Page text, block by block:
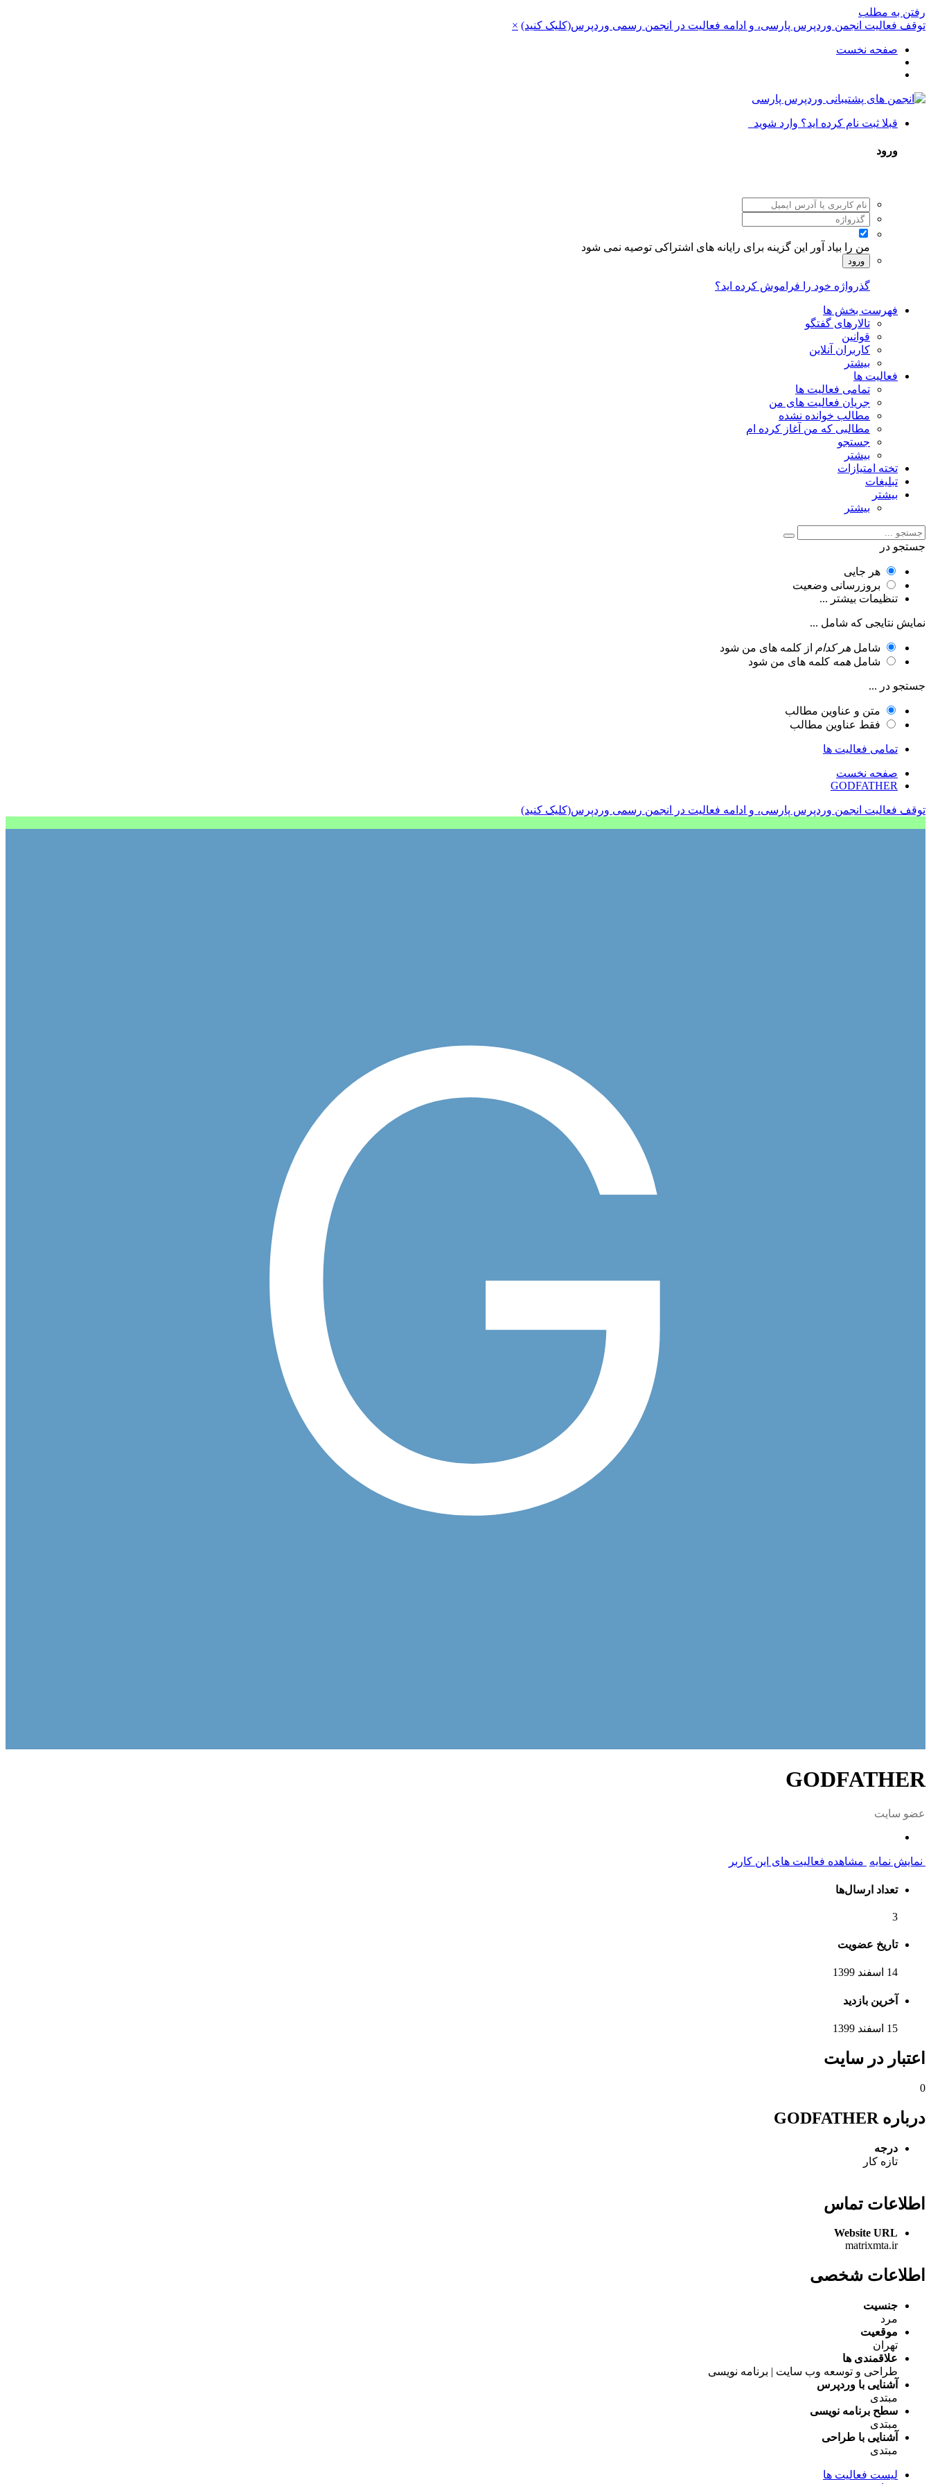
رفتن به مطلب
توقف فعالیت انجمن وردپرس پارسی، و ادامه فعالیت در انجمن رسمی وردپرس(کلیک کنید) ×
صفحه نخست
قبلا ثبت نام کرده اید؟ وارد شوید
ورود
من را بیاد آور این گزینه برای رایانه های اشتراکی توصیه نمی شود
ورود
گذرواژه خود را فراموش کرده اید؟
فهرست بخش ها
تالارهای گفتگو
قوانین
کاربران آنلاین
بیشتر
فعالیت ها
تمامی فعالیت ها
جریان فعالیت های من
مطالب خوانده نشده
مطالبی که من آغاز کرده ام
جستجو
بیشتر
تخته امتیازات
تبلیغات
بیشتر
بیشتر
جستجو در
هر جایی
بروزرسانی وضعیت
تنظیمات بیشتر ...
نمایش نتایجی که شامل ...
شامل هر کدام از کلمه های من شود
شامل همه کلمه های من شود
جستجو در ...
متن و عناوین مطالب
فقط عناوین مطالب
تمامی فعالیت ها
صفحه نخست
GODFATHER
توقف فعالیت انجمن وردپرس پارسی، و ادامه فعالیت در انجمن رسمی وردپرس(کلیک کنید)
GODFATHER
عضو سایت
نمایش نمایه مشاهده فعالیت های این کاربر
تعداد ارسال‌ها
3
تاریخ عضویت
14 اسفند 1399
آخرین بازدید
15 اسفند 1399
اعتبار در سایت
0
درباره GODFATHER
درجه
تازه کار
اطلاعات تماس
Website URL
matrixmta.ir
اطلاعات شخصی
جنسیت
مرد
موقعیت
تهران
علاقمندی ها
طراحی و توسعه وب سایت | برنامه نویسی
آشنایی با وردپرس
مبتدی
سطح برنامه نویسی
مبتدی
آشنایی با طراحی
مبتدی
لیست فعالیت ها